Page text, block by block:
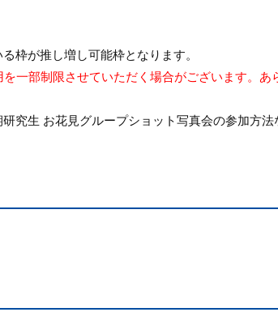
枠が推し増し可能枠となります。
一部制限させていただく場合がございます。あ
研究生 お花見グループショット写真会の参加方法